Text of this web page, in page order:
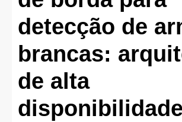
detecção de
brancas:
de alta